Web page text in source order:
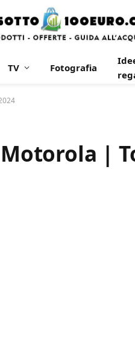
TV Fotografia
|